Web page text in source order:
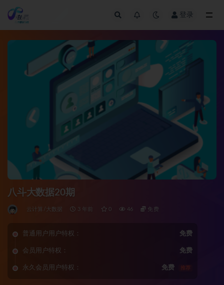
登录
八斗大数据20期
云计算/大数据 3 年前 0 46 免费
普通用户用户特权： 免费
会员用户特权： 免费
永久会员用户特权： 免费 推荐